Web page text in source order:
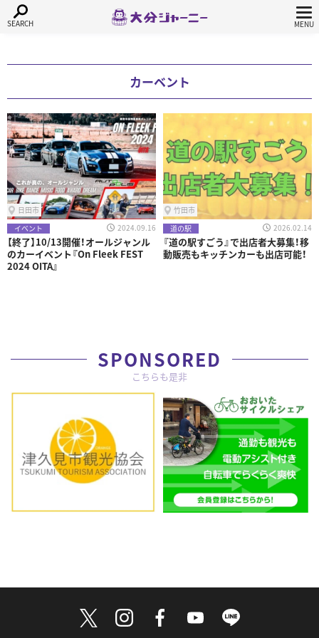
カーベント
日田市
イベント
2024.09.16
【終了】10/13開催！オールジャンル
のカーイベント『On Fleek FEST
2024 OITA』
竹田市
道の駅
2026.02.14
『道の駅すごう』で出店者大募集！移
動販売もキッチンカーも出店可能！
SPONSORED
こちらも是非